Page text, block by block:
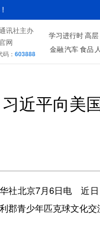
讯社主办
网
码： 603888
学习进行时 高层
金融 汽车 食品
习近平向美
北京7月6日电 近日，
郡青少年匹克球文化交